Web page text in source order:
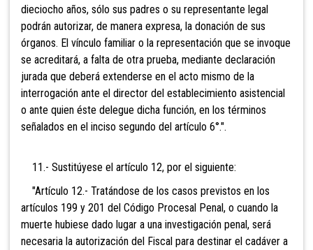
dieciocho años, sólo sus padres o su representante legal
podrán autorizar, de manera expresa, la donación de sus
órganos. El vínculo familiar o la representación que se invoque
se acreditará, a falta de otra prueba, mediante declaración
jurada que deberá extenderse en el acto mismo de la
interrogación ante el director del establecimiento asistencial
o ante quien éste delegue dicha función, en los términos
señalados en el inciso segundo del artículo 6°.".
11.- Sustitúyese el artículo 12, por el siguiente:
"Artículo 12.- Tratándose de los casos previstos en los
artículos 199 y 201 del Código Procesal Penal, o cuando la
muerte hubiese dado lugar a una investigación penal, será
necesaria la autorización del Fiscal para destinar el cadáver a